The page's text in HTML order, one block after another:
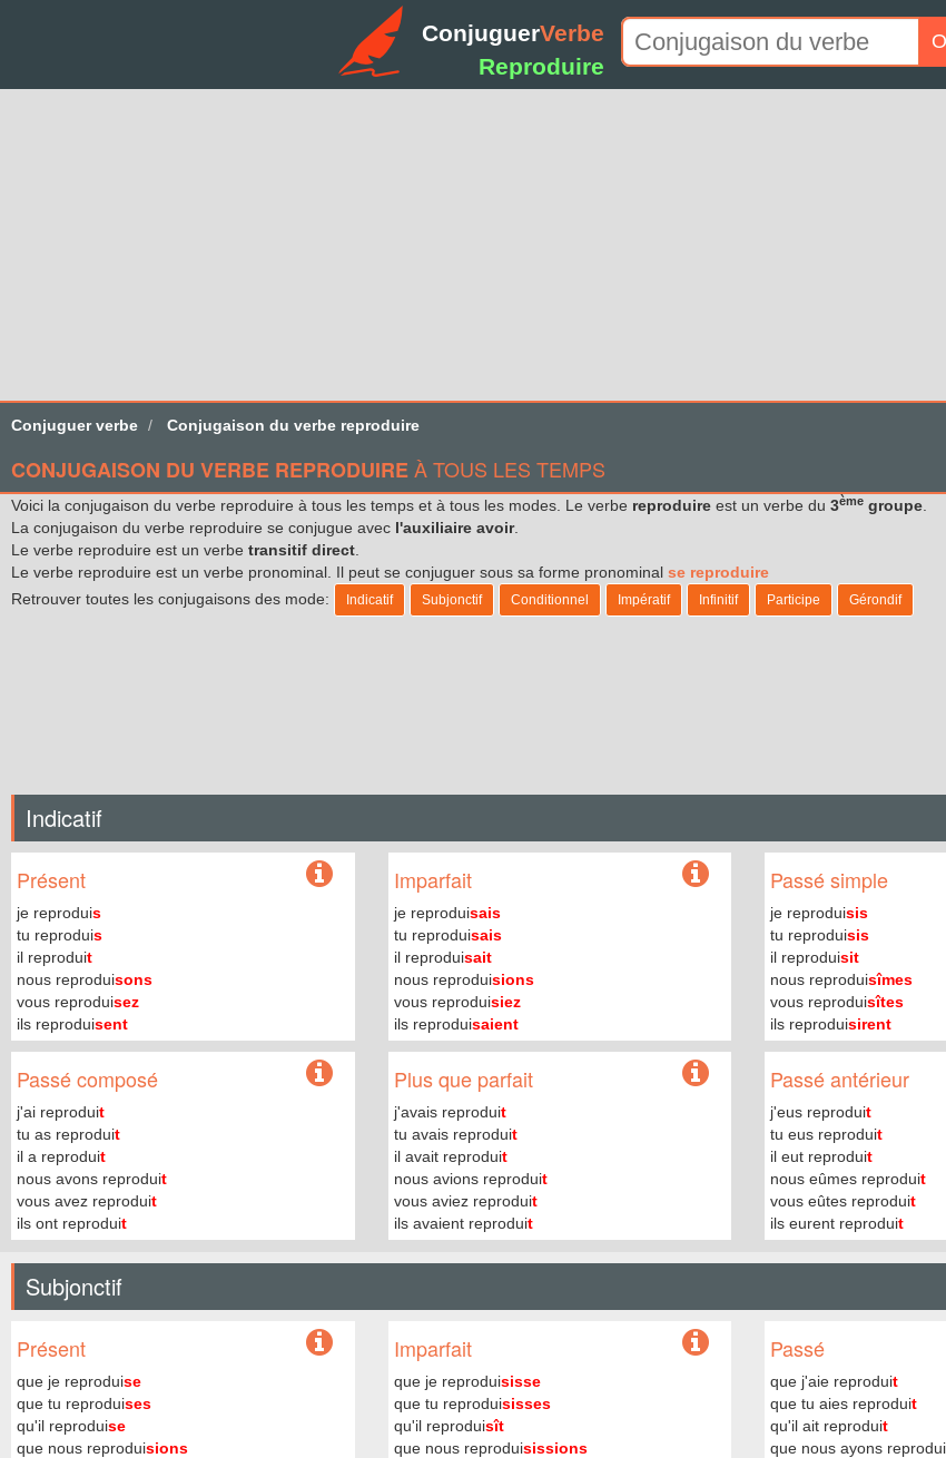
ConjuguerVerbe
Reproduire
Conjuguer verbe Conjugaison du verbe reproduire
CONJUGAISON DU VERBE REPRODUIREÀ TOUS LES TEMPS
Voici la conjugaison du verbe reproduire à tous les temps et à tous les modes. Le verbe reproduire est un verbe du 3ème groupe
La conjugaison du verbe reproduire se conjugue avec l'auxiliaire avoir.
Le verbe reproduire est un verbe transitif direct
Le verbe reproduire est un verbe pronominal. Il peut se conjuguer sous sa forme pronominal se reproduire
Retrouver toutes les conjugaisons des mode:
Indicatif Subjonctif Conditionnel Impératif Infinitif Participe Gérondif
Indicatif
Présent
je reproduis
tu reproduis
il reproduit
nous reproduisons
vous reproduisez
ils reproduisent
Imparfait
je reproduisais
tu reproduisais
il reproduisait
nous reproduisions
vous reproduisiez
ils reproduisaient
Passé simple
je reproduisis
tu reproduisis
il reproduisit
nous reproduisîmes
vous reproduisîtes
ils reproduisirent
Passé composé
j'ai reproduit
tu as reproduit
il a reproduit
nous avons reproduit
vous avez reproduit
ils ont reproduit
Plus que parfait
j'avais reproduit
tu avais reproduit
il avait reproduit
nous avions reproduit
vous aviez reproduit
ils avaient reproduit
Passé antérieur
j'eus reproduit
tu eus reproduit
il eut reproduit
nous eûmes reproduit
vous eûtes reproduit
ils eurent reproduit
Subjonctif
Présent
que je reproduise
que tu reproduises
qu'il reproduise
que nous reproduisions
Imparfait
que je reproduisisse
que tu reproduisisses
qu'il reproduisît
que nous reproduisissions
Passé
que j'aie reproduit
que tu aies reproduit
qu'il ait reproduit
que nous ayons reprodui